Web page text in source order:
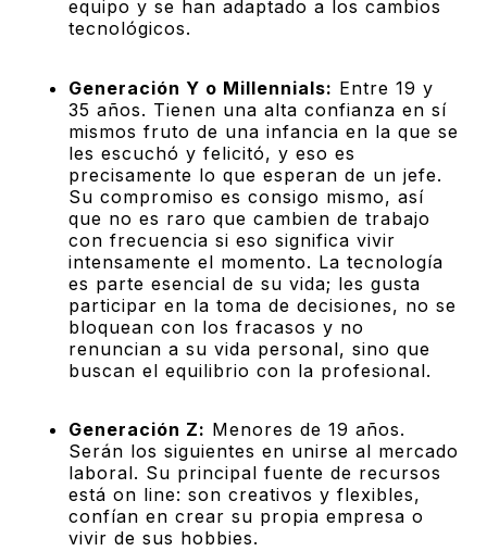
equipo y se han adaptado a los cambios
tecnológicos.
Generación Y o Millennials: Entre 19 y
35 años. Tienen una alta confianza en sí
mismos fruto de una infancia en la que se
les escuchó y felicitó, y eso es
precisamente lo que esperan de un jefe.
Su compromiso es consigo mismo, así
que no es raro que cambien de trabajo
con frecuencia si eso significa vivir
intensamente el momento. La tecnología
es parte esencial de su vida; les gusta
participar en la toma de decisiones, no se
bloquean con los fracasos y no
renuncian a su vida personal, sino que
buscan el equilibrio con la profesional.
Generación Z: Menores de 19 años.
Serán los siguientes en unirse al mercado
laboral. Su principal fuente de recursos
está on line: son creativos y flexibles,
confían en crear su propia empresa o
vivir de sus hobbies.